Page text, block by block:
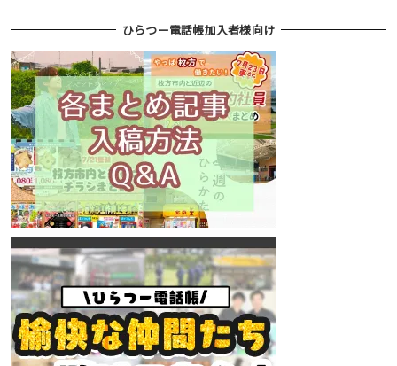
ひらつー電話帳加入者様向け